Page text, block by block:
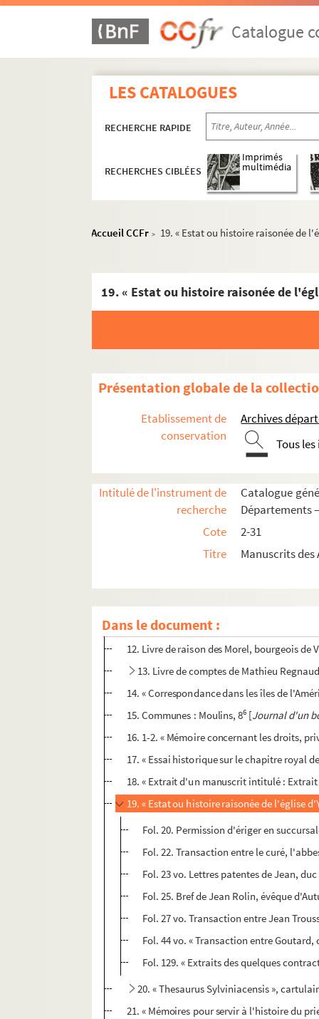
Catalogue
LES CATALOGUES
RECHERCHE RAPIDE
RECHERCHES CIBLÉES
Imprimés
multimédia
Accueil CCFr > 19. « Estat ou histoire raisonée de
Présentation globale de la
Etablissement de
conservation
Archives
Tous
Intitulé de l'instrument de
recherche
Catalogue
Départements
Cote
2-31
Titre
Manuscrits
Dans le document :
2. Copie du Procès-verbal de la
3. Livre de Saint-Julien, inventaire et
4. Extraits des manuscrits cotés n
5. Généalogie des Goyard
6. Livre de raison des Goyard
7. Livre de raison de François et Joseph
8. Cahier de notes de Jacques Goyard
10. « Instruction sur l'Édit portant
11. Discours prononcé le 16 mars 1789
12. Livre de raison des Morel, bourgeois
13. Livre de comptes de Mathieu
14. « Correspondance dans les îles de
15. Communes : Moulins, 86 [Journal d'un
16. 1-2. « Mémoire concernant les droits,
17. « Essai historique sur le chapitre royal
18. « Extrait d'un manuscrit intitulé :
19. « Estat ou histoire raisonée de l'église
Fol. 20. Permission d'ériger en
Fol. 22. Transaction entre le curé,
Fol. 23 vo. Lettres patentes de Jean,
Fol. 25. Bref de Jean Rolin, évêque
Fol. 27 vo. Transaction entre Jean
Fol. 44 vo. « Transaction entre
Fol. 129. « Extraits des quelques
20. « Thesaurus Sylviniacensis »,
21. « Mémoires pour servir à l'histoire du